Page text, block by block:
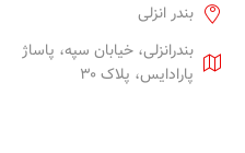
بندر انزلی
بندرانزلی، خیابان سپه، پاساژ
پارادایس، پلاک ۳۰